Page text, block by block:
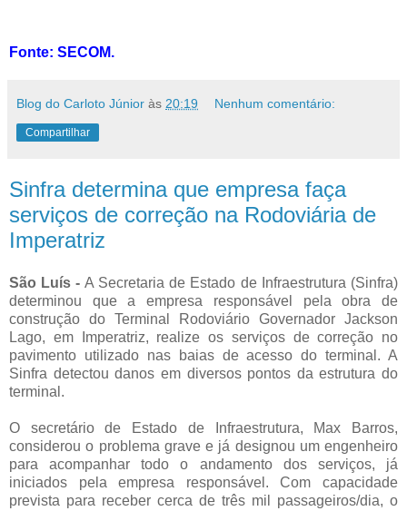
Fonte: SECOM.
Blog do Carloto Júnior às 20:19 Nenhum comentário:
Compartilhar
Sinfra determina que empresa faça
serviços de correção na Rodoviária de
Imperatriz
São Luís - A Secretaria de Estado de Infraestrutura (Sinfra)
determinou que a empresa responsável pela obra de
construção do Terminal Rodoviário Governador Jackson
Lago, em Imperatriz, realize os serviços de correção no
pavimento utilizado nas baias de acesso do terminal. A
Sinfra detectou danos em diversos pontos da estrutura do
terminal.
O secretário de Estado de Infraestrutura, Max Barros,
considerou o problema grave e já designou um engenheiro
para acompanhar todo o andamento dos serviços, já
iniciados pela empresa responsável. Com capacidade
prevista para receber cerca de três mil passageiros/dia, o